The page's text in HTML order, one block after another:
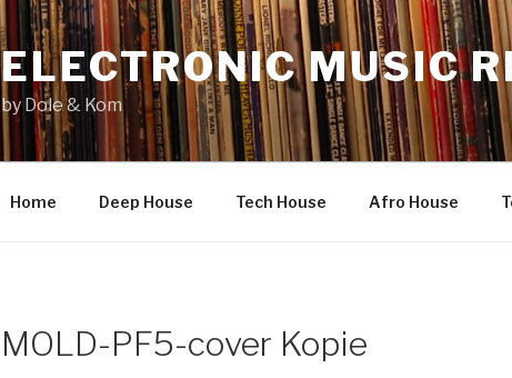
ELECTRONIC MUSIC
by Dole & Kom
Home Deep House Tech House Afro House
MOLD-PF5-cover Kopie